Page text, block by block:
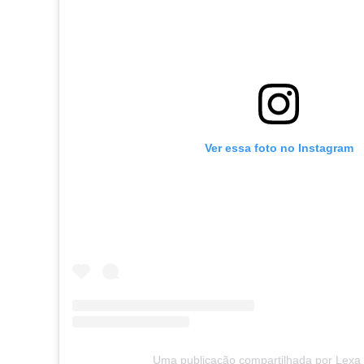
Ver essa foto no Instagram
Uma publicação compartilhada por Lexa